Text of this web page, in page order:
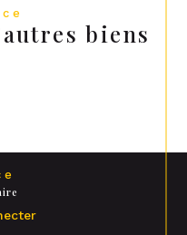
biens